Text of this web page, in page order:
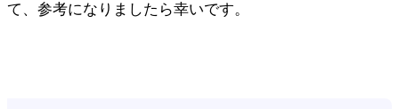
て、参考になりましたら幸いです。